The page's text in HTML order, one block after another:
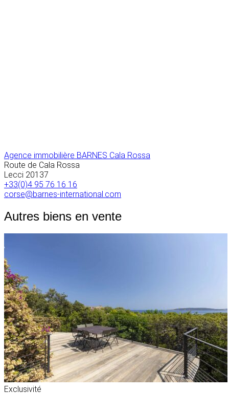
Agence immobilière BARNES Cala Rossa
Route de Cala Rossa
Lecci 20137
+33(0)4 95 76 16 16
corse@barnes-international.com
Autres biens en vente
Exclusivité